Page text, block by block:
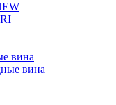
вина
вина